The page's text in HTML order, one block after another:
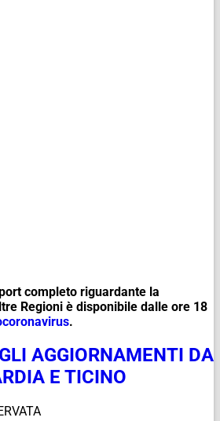
completo riguardante la
Regioni è disponibile dalle ore 18
.
AGGIORNAMENTI DA
E TICINO